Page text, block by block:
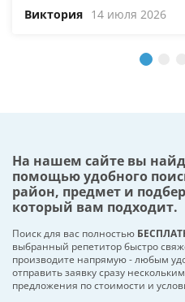
Виктория 14 июля 2026
На нашем сайте вы
помощью удобного
район, предмет и
который вам подходит.
Поиск для вас полностью
выбранный репетитор быстро
производите напрямую - любым
отправить заявку сразу
предложения по стоимости и